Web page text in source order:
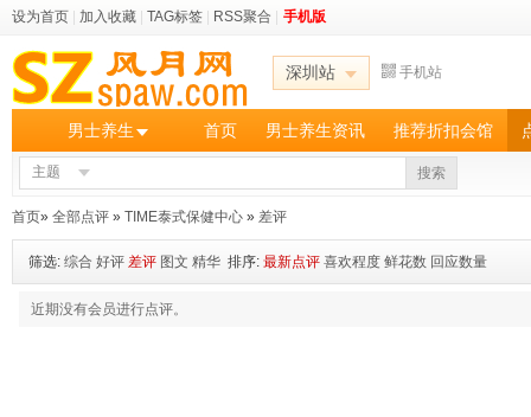
设为首页 加入收藏 TAG标签 RSS聚合 手机版
深圳站 手机站
男士养生 首页 男士养生资讯 推荐折扣会馆
主题 搜索
首页» 全部点评 » TIME泰式保健中心 » 差评
筛选: 综合 好评 差评 图文 精华 排序: 最新点评 喜欢程度 鲜花数 回应数量
近期没有会员进行点评。